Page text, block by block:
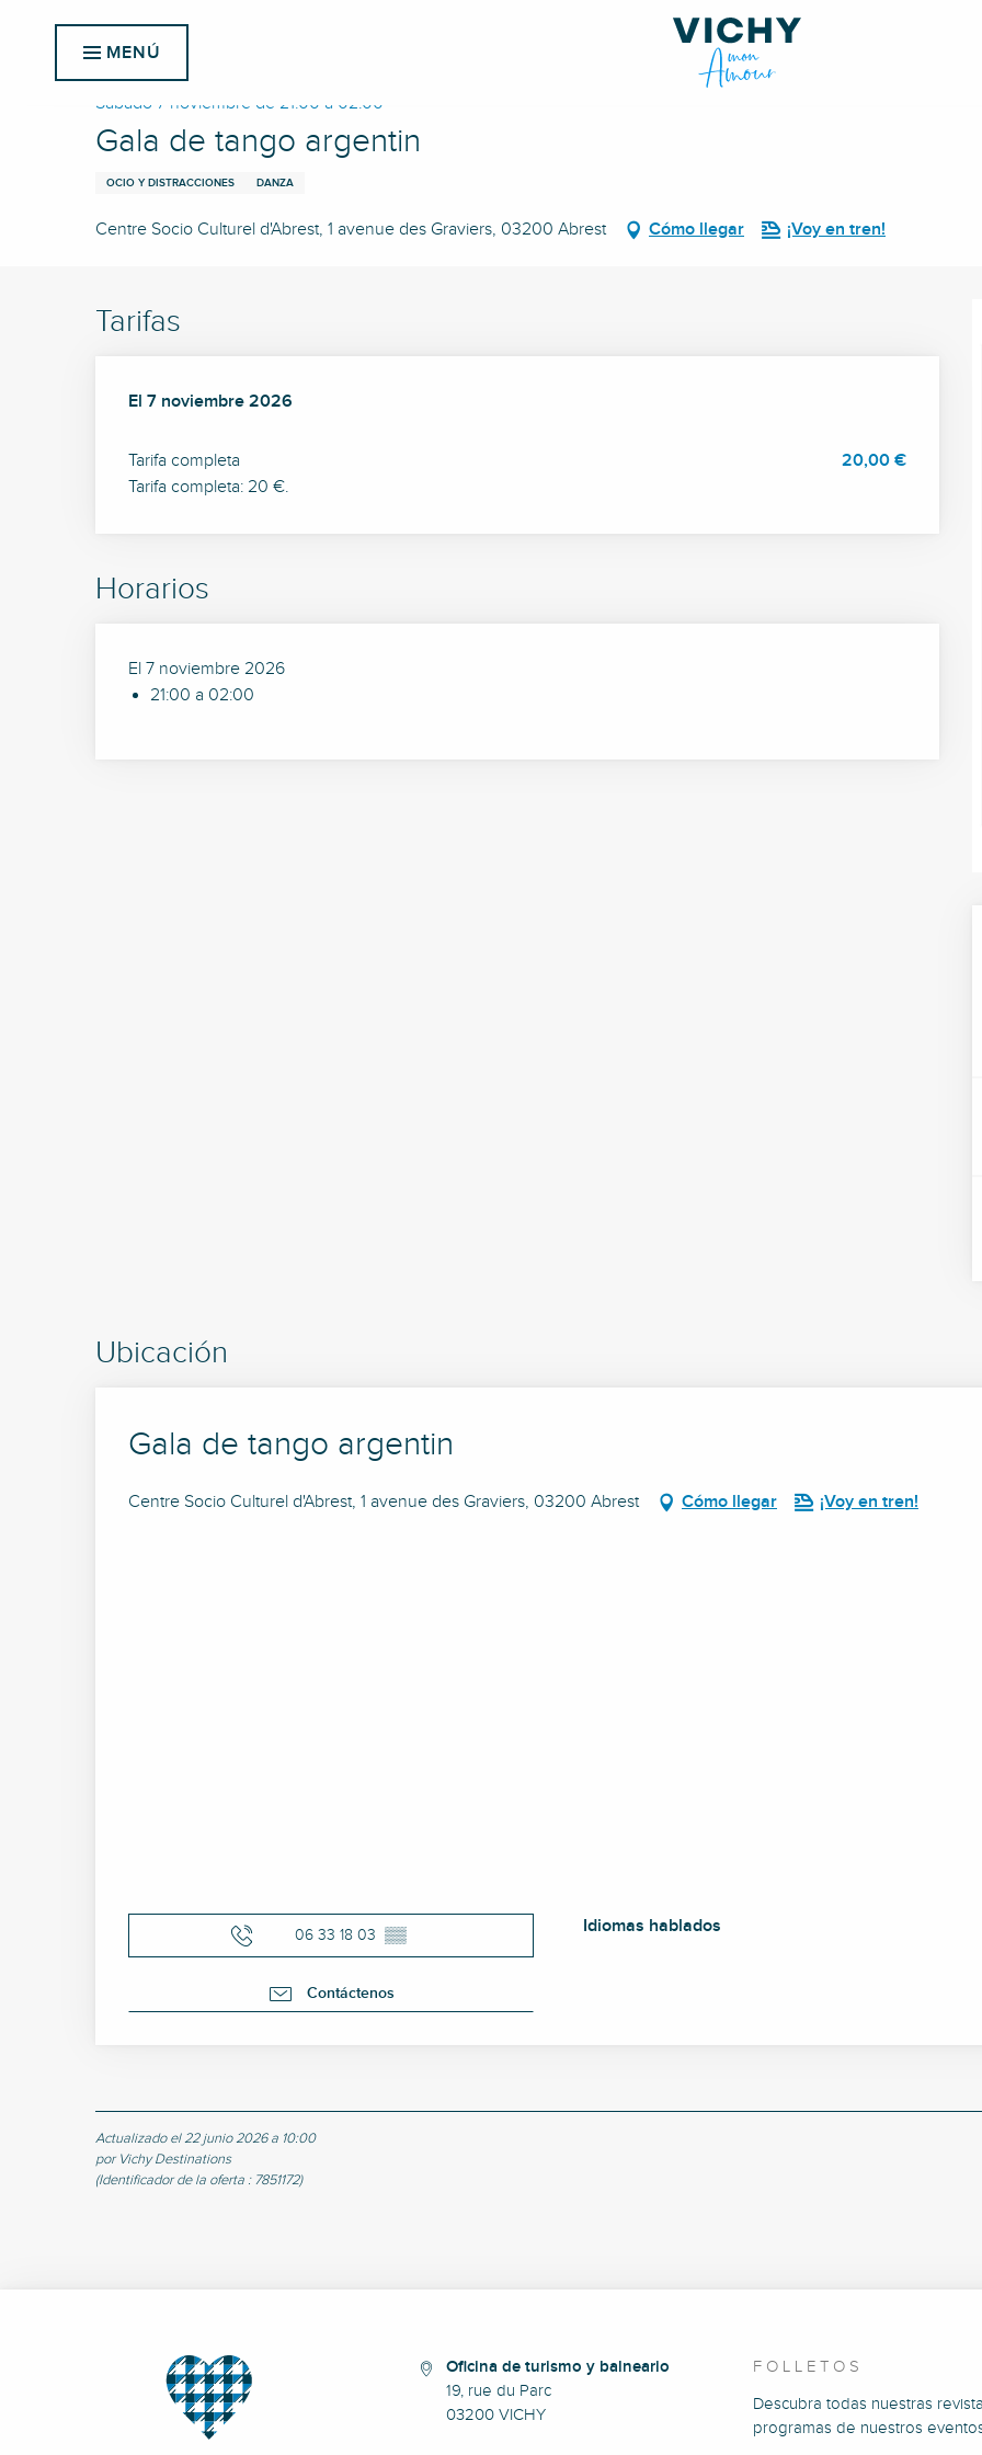
MENÚ
Inicio Gala de tango argentin
Sábado 7 noviembre de 21:00 a 02:00
Gala de tango argentin
OCIO Y DISTRACCIONES DANZA
Centre Socio Culturel d'Abrest, 1 avenue des Graviers, 03200 Abrest Cómo llegar ¡Voy en tren!
Tarifas
El 7 noviembre 2026
El 7 noviembre 2026
Tarifa completa
20,00 €
Tarifa completa: 20 €.
Horarios
El 7 noviembre 2026
21:00 a 02:00
Ubicación
Gala de tango argentin
Centre Socio Culturel d'Abrest, 1 avenue des Graviers, 03200 Abrest Cómo llegar ¡Voy en tren!
06 33 18 03 ▒▒
Contáctenos
Idiomas hablados
Idiomas hablados
Actualizado el 22 junio 2026 a 10:00
por Vichy Destinations
(Identificador de la oferta : 7851172)
Oficina de turismo y balneario
19, rue du Parc
03200 VICHY
FOLLETOS
Descubra todas nuestras
programas de nuestros